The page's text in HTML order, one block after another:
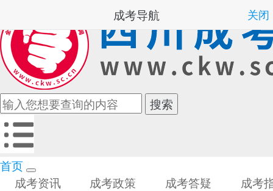
首页
成考资讯
成考政策 成考答疑 成考
成考导航 关闭